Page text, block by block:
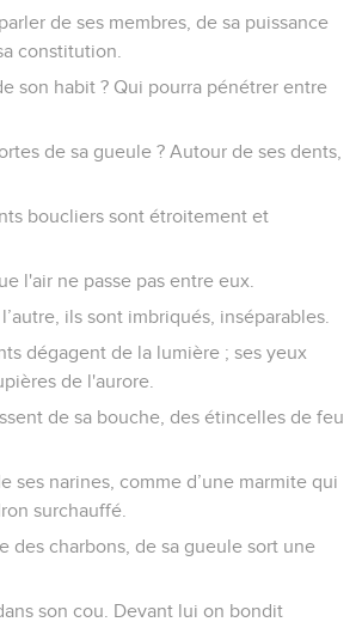
de ses membres, de sa puissance
constitution.
son habit ? Qui pourra pénétrer entre
de sa gueule ? Autour de ses dents,
boucliers sont étroitement et
l'air ne passe pas entre eux.
ils sont imbriqués, inséparables.
dégagent de la lumière ; ses yeux
de l'aurore.
de sa bouche, des étincelles de feu
ses narines, comme d’une marmite qui
surchauffé.
des charbons, de sa gueule sort une
son cou. Devant lui on bondit